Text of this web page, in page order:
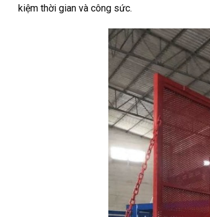
kiệm thời gian và công sức.